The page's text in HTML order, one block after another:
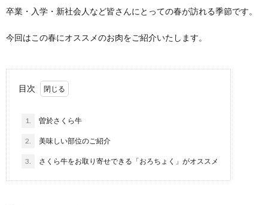
卒業・入学・新社会人など皆さんにとっての春が訪れる季節です。
今回はこの春にオススメのお肉をご紹介いたします。
目次
1. 曽於さくら牛
2. 美味しい部位のご紹介
3. さくら牛をお取り寄せできる「おろちょく」がオススメ